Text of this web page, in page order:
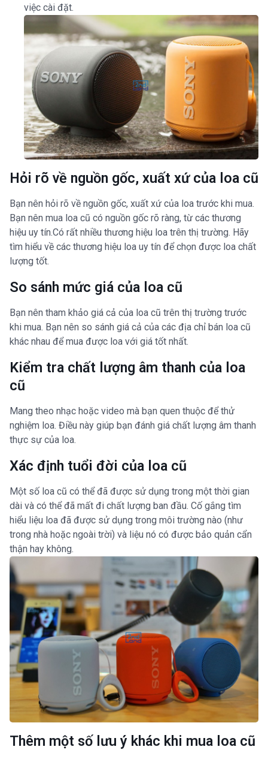
việc cài đặt.
Hỏi rõ về nguồn gốc, xuất xứ của loa cũ
Bạn nên hỏi rõ về nguồn gốc, xuất xứ của loa trước khi mua.
Bạn nên mua loa cũ có nguồn gốc rõ ràng, từ các thương
hiệu uy tín.Có rất nhiều thương hiệu loa trên thị trường. Hãy
tìm hiểu về các thương hiệu loa uy tín để chọn được loa chất
lượng tốt.
So sánh mức giá của loa cũ
Bạn nên tham khảo giá cả của loa cũ trên thị trường trước
khi mua. Bạn nên so sánh giá cả của các địa chỉ bán loa cũ
khác nhau để mua được loa với giá tốt nhất.
Kiểm tra chất lượng âm thanh của loa
cũ
Mang theo nhạc hoặc video mà bạn quen thuộc để thử
nghiệm loa. Điều này giúp bạn đánh giá chất lượng âm thanh
thực sự của loa.
Xác định tuổi đời của loa cũ
Một số loa cũ có thể đã được sử dụng trong một thời gian
dài và có thể đã mất đi chất lượng ban đầu. Cố gắng tìm
hiểu liệu loa đã được sử dụng trong môi trường nào (như
trong nhà hoặc ngoài trời) và liệu nó có được bảo quản cẩn
thận hay không.
Thêm một số lưu ý khác khi mua loa cũ